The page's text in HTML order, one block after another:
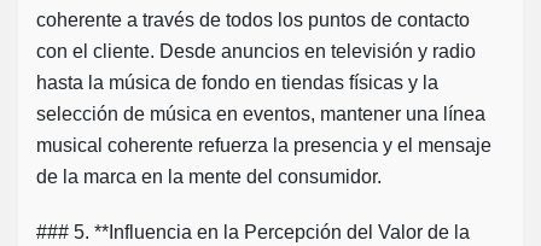
coherente a través de todos los puntos de contacto
con el cliente. Desde anuncios en televisión y radio
hasta la música de fondo en tiendas físicas y la
selección de música en eventos, mantener una línea
musical coherente refuerza la presencia y el mensaje
de la marca en la mente del consumidor.
### 5. **Influencia en la Percepción del Valor de la